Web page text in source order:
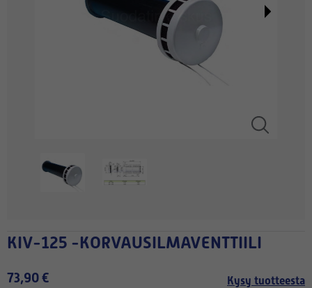
KIV-125 -KORVAUSILMAVENTTIILI
73,90 € Kysy tuotteesta